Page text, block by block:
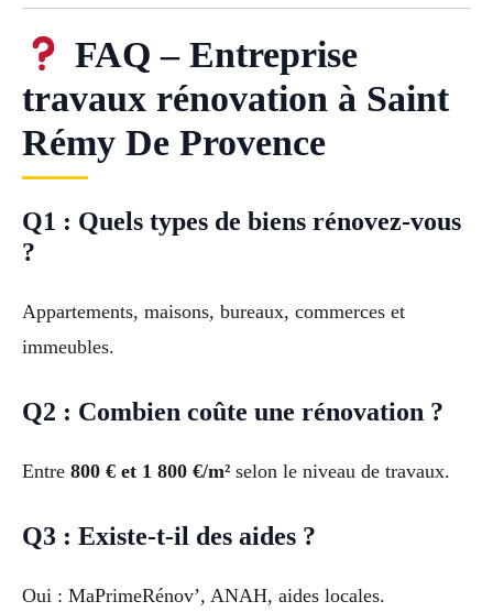
FAQ – Entreprise
travaux rénovation à Saint
Rémy De Provence
Q1 : Quels types de biens rénovez-vous
?
Appartements, maisons, bureaux, commerces et
immeubles.
Q2 : Combien coûte une rénovation ?
Entre 800 € et 1 800 €/m² selon le niveau de travaux.
Q3 : Existe-t-il des aides ?
Oui : MaPrimeRénov’, ANAH, aides locales.